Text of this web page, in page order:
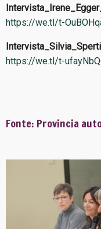
https://we.tl/t-
https://we.tl/t-
Fonte: Provincia